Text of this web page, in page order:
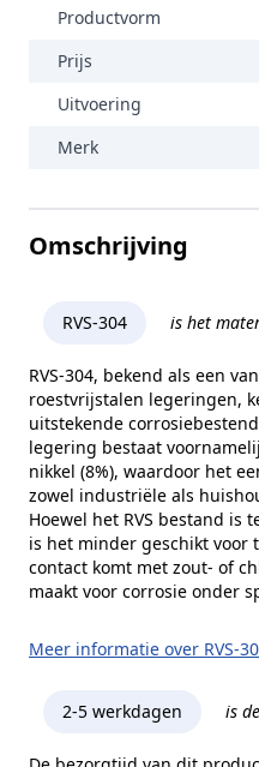
Productvorm
Prijs
Uitvoering
Merk
Omschrijving
RVS-304 is het
RVS-304, bekend als een
roestvrijstalen legeringen,
uitstekende
legering bestaat
nikkel (8%), waardoor het
zowel industriële als
Hoewel het RVS bestand is
is het minder geschikt voor
contact komt met zout- of
maakt voor corrosie onder
Meer informatie over RVS-
2-5 werkdagen is